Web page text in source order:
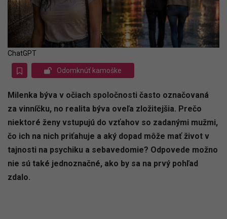
ChatGPT
Odomknúť kamoške
Milenka býva v očiach spoločnosti často označovaná
za vinníčku, no realita býva oveľa zložitejšia. Prečo
niektoré ženy vstupujú do vzťahov so zadanými mužmi,
čo ich na nich priťahuje a aký dopad môže mať život v
tajnosti na psychiku a sebavedomie? Odpovede možno
nie sú také jednoznačné, ako by sa na prvý pohľad
zdalo.